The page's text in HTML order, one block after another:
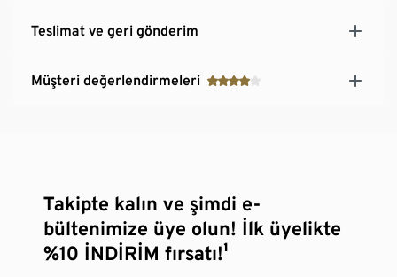
Teslimat ve geri gönderim
Müşteri değerlendirmeleri
Takipte kalın ve şimdi e-
bültenimize üye olun! İlk üyelikte
%10 İNDİRİM fırsatı!¹